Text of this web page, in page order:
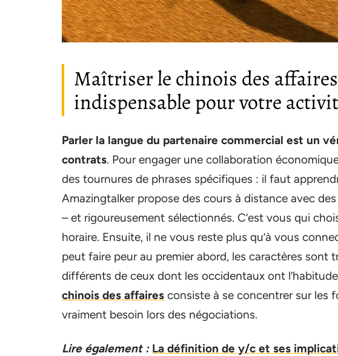
Maîtriser le chinois des
indispensable pour votre
Parler la langue du partenaire commercial est un
contrats. Pour engager une collaboration
des tournures de phrases spécifiques : il faut
Amazingtalker propose des cours à distance avec
– et rigoureusement sélectionnés. C’est vous qui
horaire. Ensuite, il ne vous reste plus qu’à vous
peut faire peur au premier abord, les caractères sont
différents de ceux dont les occidentaux ont
chinois des affaires consiste à se concentrer sur les
vraiment besoin lors des négociations.
Lire également : La définition de y/c et ses